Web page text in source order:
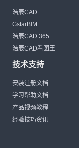
浩辰CAD
GstarBIM
浩辰CAD 365
浩辰CAD看图王
技术支持
安装注册文档
学习帮助文档
产品视频教程
经验技巧资讯